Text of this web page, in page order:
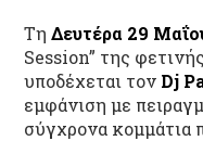
ΤηΔευτέρα 29
Session” της
υποδέχεται τον Dj
εμφάνιση με
σύγχρονα κομμάτια